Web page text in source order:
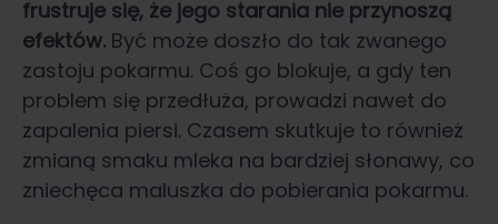
frustruje się, że jego starania nie przynoszą
efektów. Być może doszło do tak zwanego
zastoju pokarmu. Coś go blokuje, a gdy ten
problem się przedłuża, prowadzi nawet do
zapalenia piersi. Czasem skutkuje to również
zmianą smaku mleka na bardziej słonawy, co
zniechęca maluszka do pobierania pokarmu.